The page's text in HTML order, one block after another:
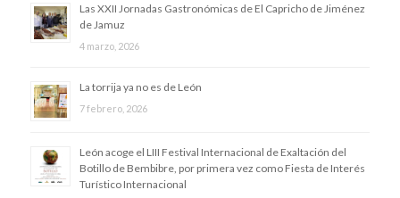
Las XXII Jornadas Gastronómicas de El Capricho de Jiménez
de Jamuz
4 marzo, 2026
La torrija ya no es de León
7 febrero, 2026
​León acoge el LIII Festival Internacional de Exaltación del
Botillo de Bembibre, por primera vez como Fiesta de Interés
Turístico Internacional